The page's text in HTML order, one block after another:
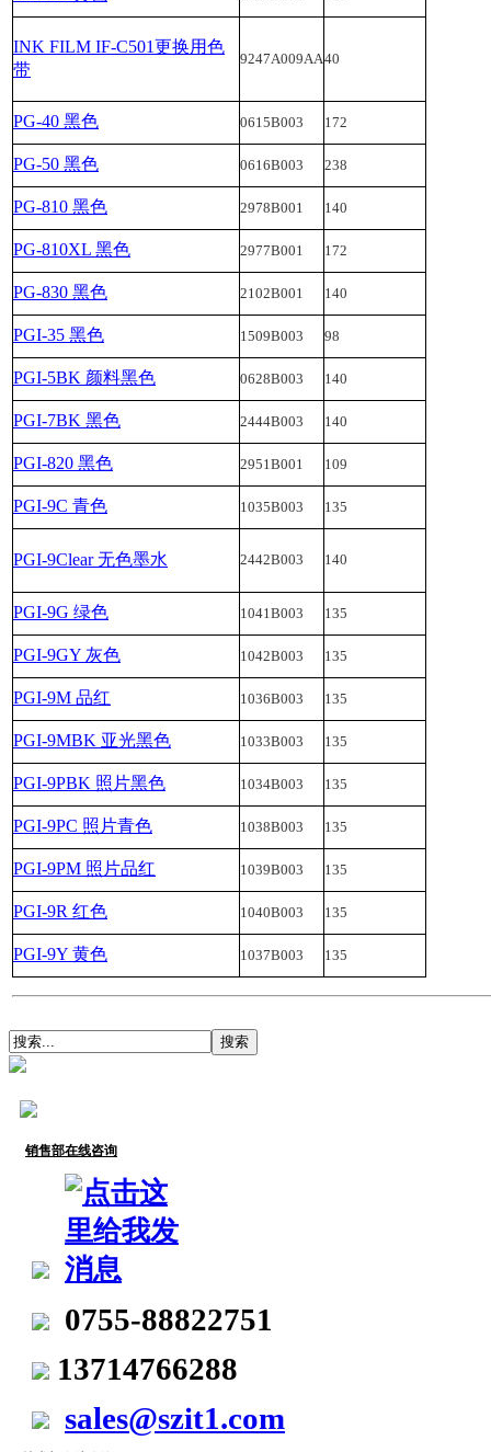
INK FILM IF-C501更换用色
带
9247A009AA40
PG-40 黑色 0615B003 172
PG-50 黑色 0616B003 238
PG-810 黑色 2978B001 140
PG-810XL 黑色 2977B001 172
PG-830 黑色 2102B001 140
PGI-35 黑色 1509B003 98
PGI-5BK 颜料黑色 0628B003 140
PGI-7BK 黑色 2444B003 140
PGI-820 黑色 2951B001 109
PGI-9C 青色 1035B003 135
PGI-9Clear 无色墨水 2442B003 140
PGI-9G 绿色 1041B003 135
PGI-9GY 灰色 1042B003 135
PGI-9M 品红 1036B003 135
PGI-9MBK 亚光黑色 1033B003 135
PGI-9PBK 照片黑色 1034B003 135
PGI-9PC 照片青色 1038B003 135
PGI-9PM 照片品红 1039B003 135
PGI-9R 红色 1040B003 135
PGI-9Y 黄色 1037B003 135
销售部在线咨询
0755-88822751
13714766288
sales@szit1.com